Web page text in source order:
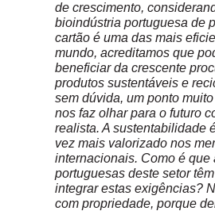
de crescimento,
bioindústria portuguesa de
cartão é uma das mais
mundo, acreditamos que
beneficiar da crescente
produtos sustentáveis e
sem dúvida, um ponto
nos faz olhar para o futuro
realista. A sustentabilidade
vez mais valorizado nos
internacionais. Como é que
portuguesas deste setor
integrar estas exigências?
com propriedade, porque